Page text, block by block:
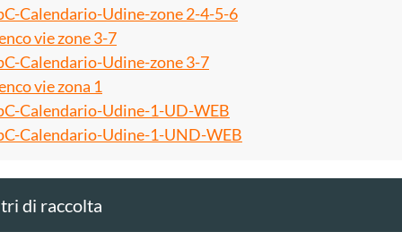
Calendario-Udine-zone 2-4-5-6
vie zone 3-7
Calendario-Udine-zone 3-7
vie zona 1
Calendario-Udine-1-UD-WEB
Calendario-Udine-1-UND-WEB
di raccolta